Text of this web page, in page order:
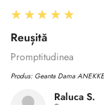
Raluca S.
5
★★★★★
Reușită
Promptitudinea
Produs: Geanta Dama